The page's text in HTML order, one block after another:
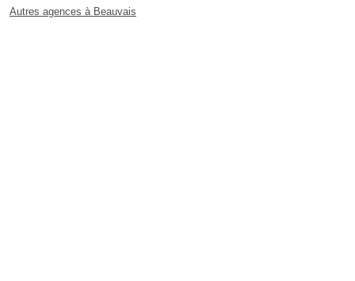
Autres agences à Beauvais